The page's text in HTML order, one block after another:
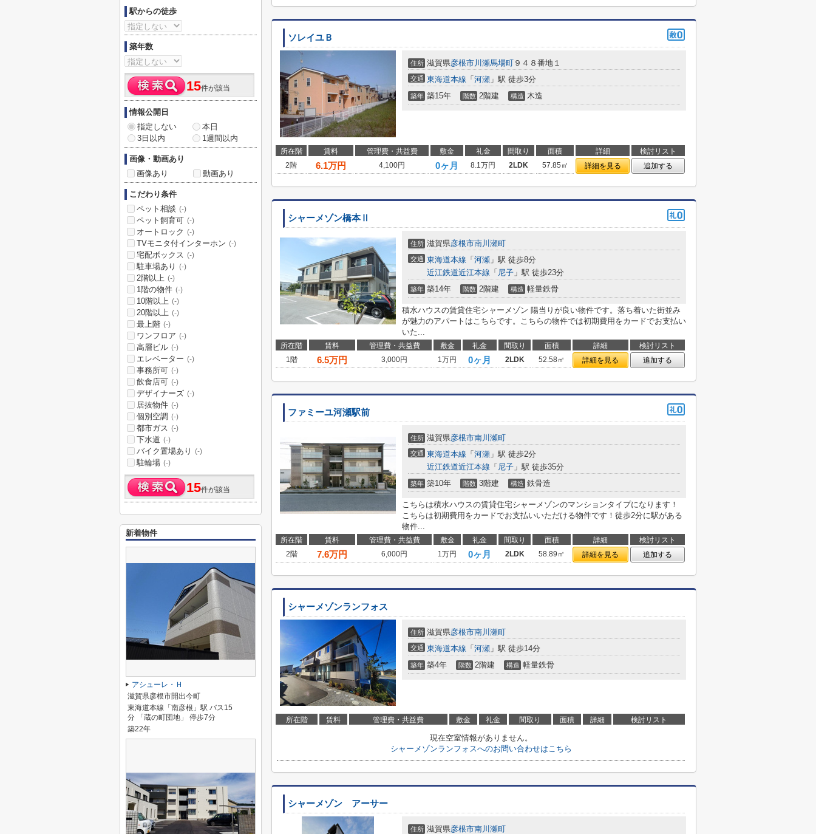
ソレイユＢ
住所 滋賀県彦根市川瀬馬場町 ９４８番地１
交通 東海道本線 「 河瀬 」駅 徒歩3分
築年 築15年 階数 2階建 構造 木造
所在階 賃料 管理費・共益費 敷金 礼金 間取り 面積 詳細
検討リスト
2階
6.1万円 4,100円 0ヶ月 8.1万円 2LDK 57.85㎡ 詳細を見る 追加する
シャーメゾン橋本Ⅱ
住所 滋賀県彦根市南川瀬町
交通 東海道本線 「 河瀬 」駅 徒歩8分
近江鉄道近江本線 「 尼子 」駅 徒歩23分
築年 築14年 階数 2階建 構造 軽量鉄骨
積水ハウスの賃貸住宅シャーメゾン 陽当りが良い物件です。落ち着いた街並み
が魅力のアパートはこちらです。こちらの物件では初期費用をカードでお支払い
いた...
所在階 賃料 管理費・共益費 敷金 礼金 間取り 面積 詳細
検討リスト
1階
6.5万円 3,000円 1万円 0ヶ月 2LDK 52.58㎡ 詳細を見る 追加する
ファミーユ河瀬駅前
住所 滋賀県彦根市南川瀬町
交通 東海道本線 「 河瀬 」駅 徒歩2分
近江鉄道近江本線 「 尼子 」駅 徒歩35分
築年 築10年 階数 3階建 構造 鉄骨造
こちらは積水ハウスの賃貸住宅シャーメゾンのマンションタイプになります！
こちらは初期費用をカードでお支払いいただける物件です！徒歩2分に駅がある
物件...
所在階 賃料 管理費・共益費 敷金 礼金 間取り 面積 詳細
検討リスト
2階
7.6万円 6,000円 1万円 0ヶ月 2LDK 58.89㎡ 詳細を見る 追加する
シャーメゾンランフォス
住所 滋賀県彦根市南川瀬町
交通 東海道本線 「 河瀬 」駅 徒歩14分
築年 築4年 階数 2階建 構造 軽量鉄骨
所在階 賃料 管理費・共益費 敷金 礼金 間取り 面積 詳細 検討リスト
現在空室情報がありません。
シャーメゾンランフォスへのお問い合わせはこちら
シャーメゾン アーサー
住所 滋賀県彦根市南川瀬町
駅からの徒歩
築年数
15件が該当
情報公開日
指定しない
本日
3日以内
1週間以内
画像・動画あり
画像あり
動画あり
こだわり条件
ペット相談 (-)
ペット飼育可 (-)
オートロック (-)
TVモニタ付インターホン (-)
宅配ボックス (-)
駐車場あり (-)
2階以上 (-)
1階の物件 (-)
10階以上 (-)
20階以上 (-)
最上階 (-)
ワンフロア (-)
高層ビル (-)
エレベーター (-)
事務所可 (-)
飲食店可 (-)
デザイナーズ (-)
居抜物件 (-)
個別空調 (-)
都市ガス (-)
下水道 (-)
バイク置場あり (-)
駐輪場 (-)
15件が該当
新着物件
アシューレ・Ｈ
滋賀県彦根市開出今町
東海道本線「南彦根」駅 バス15
分 「蔵の町団地」 停歩7分
築22年